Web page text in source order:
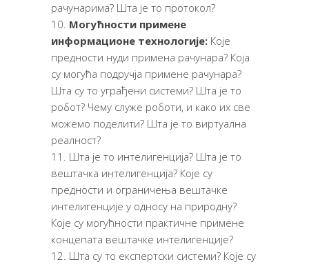
рачунарима? Шта је то протокол?
Могућности примене
информационе технологије: Које
предности нуди примена рачунара? Која
су могућа подручја примене рачунара?
Шта су то уграђени системи? Шта је то
робот? Чему служе роботи, и како их све
можемо поделити? Шта је то виртуална
реалност?
Шта је то интелигенција? Шта је то
вештачка интелигенција? Које су
предности и ограничења вештачке
интелигенције у односу на природну?
Које су могућности практичне примене
концепата вештачке интелигенције?
Шта су то експертски системи? Које су